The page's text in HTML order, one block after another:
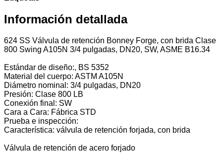
Información detallada
624 SS Válvula de retención Bonney Forge, con brida Clase
800 Swing A105N 3/4 pulgadas, DN20, SW, ASME B16.34
Estándar de diseño:, BS 5352
Material del cuerpo: ASTM A105N
Diámetro nominal: 3/4 pulgadas, DN20
Presión: Clase 800 LB
Conexión final: SW
Cara a Cara: Fábrica STD
Prueba e inspección:
Característica: válvula de retención forjada, con brida
Válvula de retención de acero forjado